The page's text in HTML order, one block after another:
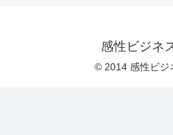
感性ビジネ
© 2014 感性ビジ